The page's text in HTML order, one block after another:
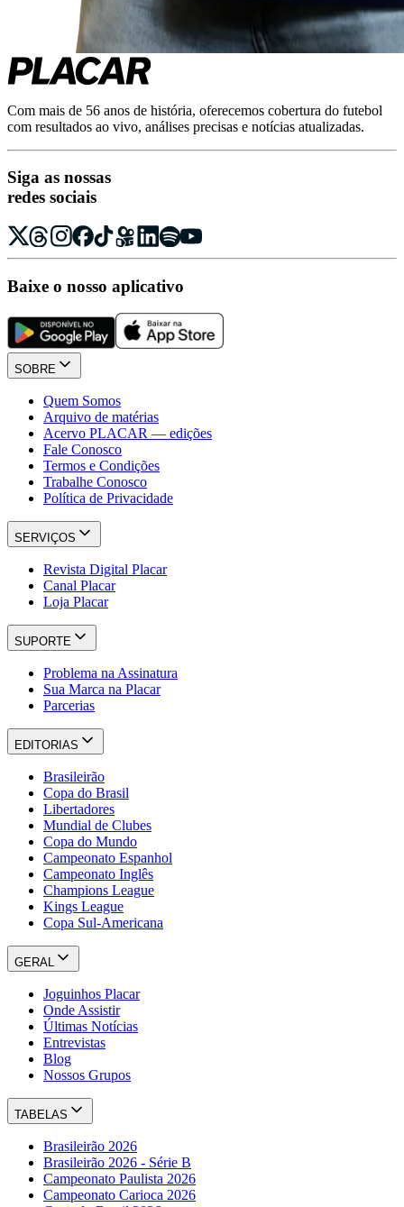
Com mais de 56 anos de história, oferecemos cobertura do futebol
com resultados ao vivo, análises precisas e notícias atualizadas.
Siga as nossas
redes sociais
Baixe o nosso aplicativo
SOBRE
Quem Somos
Arquivo de matérias
Acervo PLACAR — edições
Fale Conosco
Termos e Condições
Trabalhe Conosco
Política de Privacidade
SERVIÇOS
Revista Digital Placar
Canal Placar
Loja Placar
SUPORTE
Problema na Assinatura
Sua Marca na Placar
Parcerias
EDITORIAS
Brasileirão
Copa do Brasil
Libertadores
Mundial de Clubes
Copa do Mundo
Campeonato Espanhol
Campeonato Inglês
Champions League
Kings League
Copa Sul-Americana
GERAL
Joguinhos Placar
Onde Assistir
Últimas Notícias
Entrevistas
Blog
Nossos Grupos
TABELAS
Brasileirão 2026
Brasileirão 2026 - Série B
Campeonato Paulista 2026
Campeonato Carioca 2026